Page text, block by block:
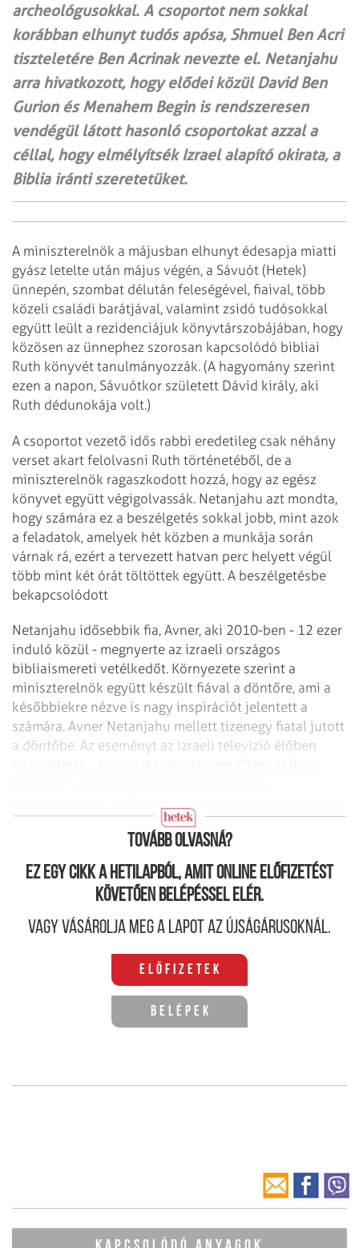
archeológusokkal. A csoportot nem sokkal
korábban elhunyt tudós apósa, Shmuel Ben Acri
tiszteletére Ben Acrinak nevezte el. Netanjahu
arra hivatkozott, hogy elődei közül David Ben
Gurion és Menahem Begin is rendszeresen
vendégül látott hasonló csoportokat azzal a
céllal, hogy elmélyítsék Izrael alapító okirata, a
Biblia iránti szeretetüket.
A miniszterelnök a májusban elhunyt édesapja miatti
gyász letelte után május végén, a Sávuót (Hetek)
ünnepén, szombat délután feleségével, fiaival, több
közeli családi barátjával, valamint zsidó tudósokkal
együtt leült a rezidenciájuk könyvtárszobájában, hogy
közösen az ünnephez szorosan kapcsolódó bibliai
Ruth könyvét tanulmányozzák. (A hagyomány szerint
ezen a napon, Sávuótkor született Dávid király, aki
Ruth dédunokája volt.)
A csoportot vezető idős rabbi eredetileg csak néhány
verset akart felolvasni Ruth történetéből, de a
miniszterelnök ragaszkodott hozzá, hogy az egész
könyvet együtt végigolvassák. Netanjahu azt mondta,
hogy számára ez a beszélgetés sokkal jobb, mint azok
a feladatok, amelyek hét közben a munkája során
várnak rá, ezért a tervezett hatvan perc helyett végül
több mint két órát töltöttek együtt. A beszélgetésbe
bekapcsolódott
Netanjahu idősebbik fia, Avner, aki 2010-ben - 12 ezer
induló közül - megnyerte az izraeli országos
bibliaismereti vetélkedőt. Környezete szerint a
miniszterelnök együtt készült fiával a döntőre, ami a
későbbiekre nézve is nagy inspirációt jelentett a
számára. Avner Netanjahu mellett tizenegy fiatal jutott
a döntőbe. Az eseményt az izraeli televízió élőben
Tovább olvasná?
Ez egy cikk a hetilapból, amit online előfizetést
követően belépéssel elér.
Vagy vásárolja meg a lapot az újságárusoknál.
Előfizetek
Belépek